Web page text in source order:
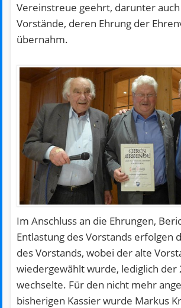
Vereinstreue geehrt, darunter
Vorstände, deren Ehrung der
übernahm.
Im Anschluss an die Ehrungen,
Entlastung des Vorstands erfolgen
des Vorstands, wobei der alte
wiedergewählt wurde, lediglich der
wechselte. Für den nicht mehr
bisherigen Kassier wurde Markus